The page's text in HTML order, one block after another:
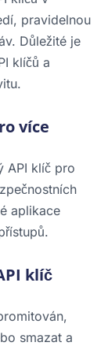
pravidelnou
Důležité je
klíčů a
více
API klíč pro
aplikace
klíč
smazat a